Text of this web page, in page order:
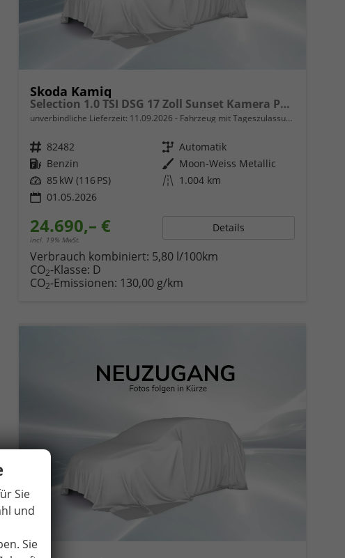
Skoda Kamiq
Selection 1.0 TSI DSG 17 Zoll Sunset Kamera PDC v+h
unverbindliche Lieferzeit: 11.09.2026 Fahrzeug mit Tageszulassung
Fahrzeugnr. 82482 Getriebe Automatik
Kraftstoff Benzin Außenfarbe Moon-Weiss Metallic
Leistung 85 kW (116 PS) Kilometerstand 1.004 km
01.05.2026
24.690,– €
incl. 19% MwSt.
Details
Verbrauch kombiniert: 5,80 l/100km
CO2-Klasse: D
CO2-Emissionen: 130,00 g/km
Sie
und
Sie